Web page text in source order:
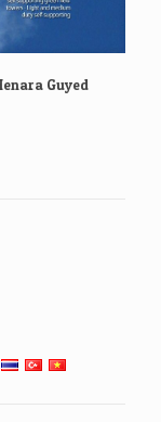
Guyed